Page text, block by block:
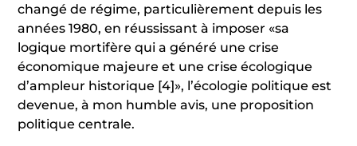
changé de régime, particulièrement depuis les
années 1980, en réussissant à imposer «sa
logique mortifère qui a généré une crise
économique majeure et une crise écologique
d’ampleur historique [4]», l’écologie politique est
devenue, à mon humble avis, une proposition
politique centrale.